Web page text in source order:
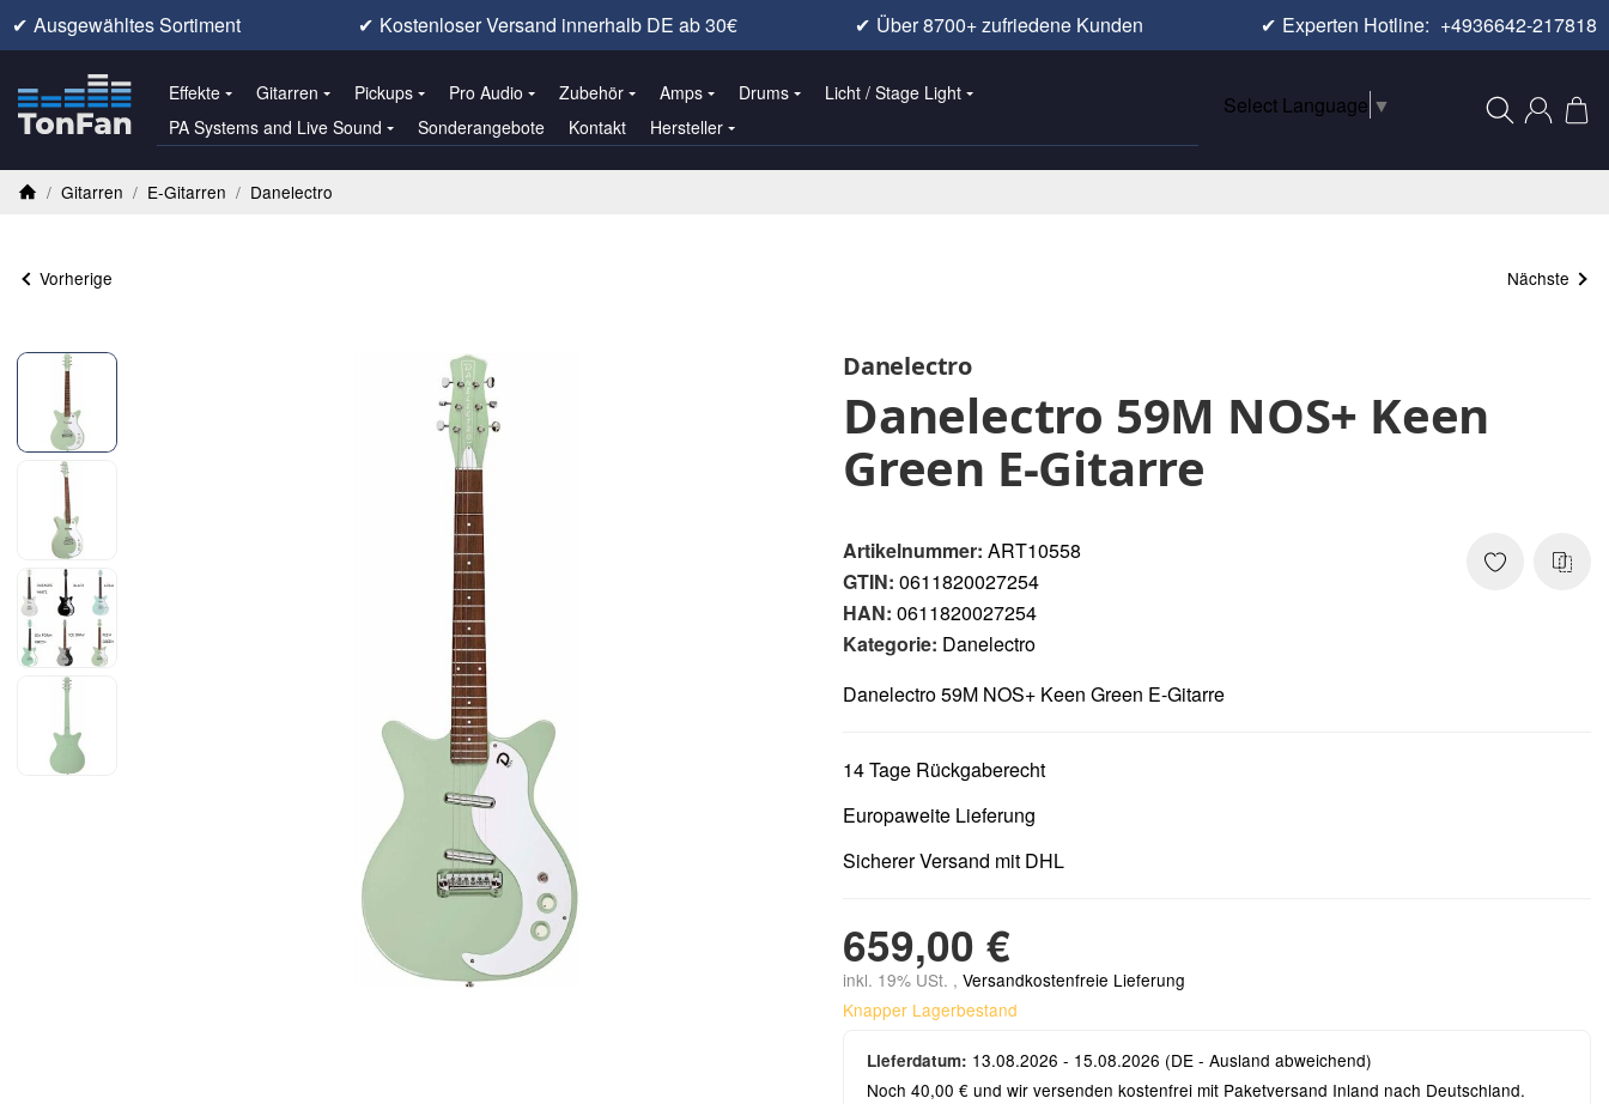
✔ Ausgewähltes Sortiment ✔ Kostenloser Versand innerhalb DE ab 30€ ✔ Über 8700+ zufriedene Kunden ✔ Experten Hotline: +4936642-217818
Effekte Gitarren Pickups Pro Audio Zubehör Amps Drums
Licht / Stage Light
PA Systems and Live Sound
Sonderangebote Kontakt Hersteller
Select Language ▼
/ Gitarren / E-Gitarren / Danelectro
Vorherige Nächste
Danelectro
Danelectro 59M NOS+ Keen
Green E-Gitarre
Artikelnummer: ART10558
GTIN: 0611820027254
HAN: 0611820027254
Kategorie: Danelectro
Danelectro 59M NOS+ Keen Green E-Gitarre
14 Tage Rückgaberecht
Europaweite Lieferung
Sicherer Versand mit DHL
659,00 €
inkl. 19% USt. , Versandkostenfreie Lieferung
Knapper Lagerbestand
Lieferdatum: 13.08.2026 - 15.08.2026 (DE - Ausland abweichend)
Noch 40,00 € und wir versenden kostenfrei mit Paketversand Inland nach Deutschland.